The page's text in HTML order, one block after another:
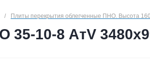
/ Плиты перекрытия облегченные ПНО. Высота
10-8 АтV